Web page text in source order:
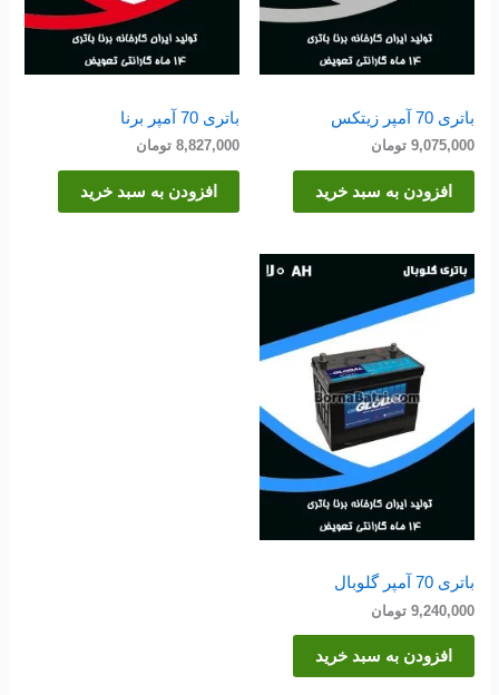
باتری 70 آمپر زیتکس
9,075,000 تومان
افزودن به سبد خرید
باتری 70 آمپر برنا
8,827,000 تومان
افزودن به سبد خرید
باتری 70 آمپر گلوبال
9,240,000 تومان
افزودن به سبد خرید